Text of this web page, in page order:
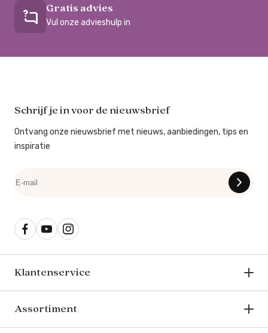
Gratis advies
Vul onze advieshulp in
Schrijf je in voor de nieuwsbrief
Ontvang onze nieuwsbrief met nieuws, aanbiedingen, tips en
inspiratie
Klantenservice
Assortiment